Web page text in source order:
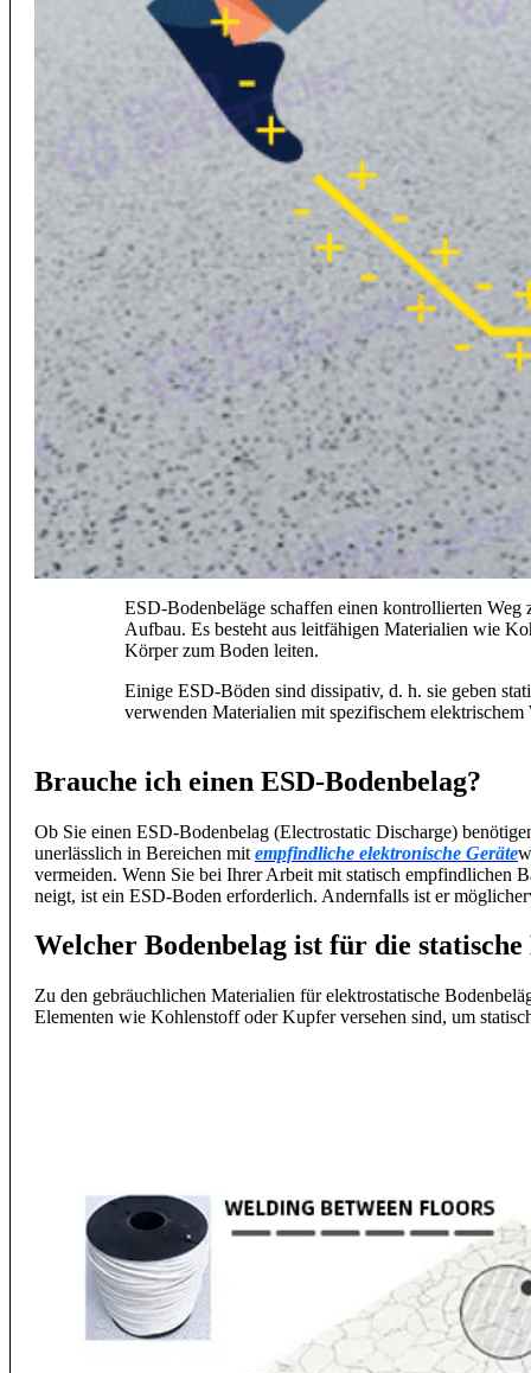
ESD-Bodenbeläge schaffen einen kontrollierten
Aufbau. Es besteht aus leitfähigen Materialien wie
Körper zum Boden leiten.
Einige ESD-Böden sind dissipativ, d. h. sie geben
verwenden Materialien mit spezifischem
Brauche ich einen ESD-Bodenbelag?
Ob Sie einen ESD-Bodenbelag (Electrostatic Discharge)
unerlässlich in Bereichen mit empfindliche elektronische Geräte
vermeiden. Wenn Sie bei Ihrer Arbeit mit statisch empfindlichen
neigt, ist ein ESD-Boden erforderlich. Andernfalls ist er
Welcher Bodenbelag ist für die
Zu den gebräuchlichen Materialien für elektrostatische
Elementen wie Kohlenstoff oder Kupfer versehen sind, um